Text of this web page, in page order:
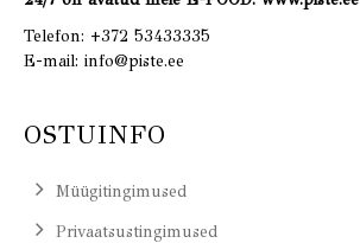
Telefon: +372 53433335
E-mail: info@piste.ee
OSTUINFO
Müügitingimused
Privaatsustingimused